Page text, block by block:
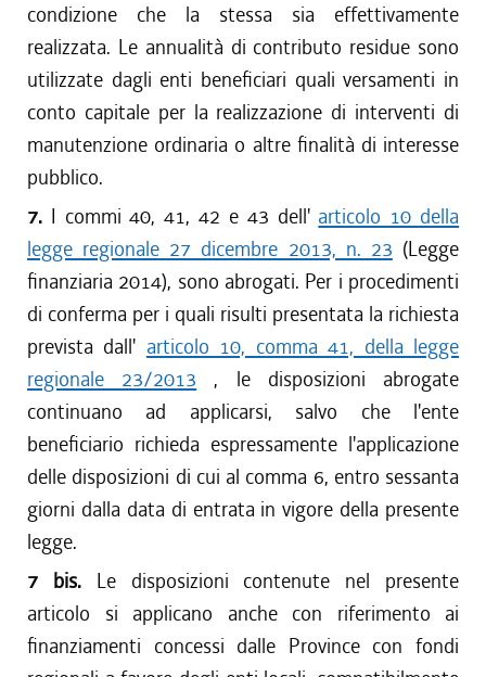
condizione che la stessa sia effettivamente
realizzata. Le annualità di contributo residue sono
utilizzate dagli enti beneficiari quali versamenti in
conto capitale per la realizzazione di interventi di
manutenzione ordinaria o altre finalità di interesse
pubblico.
7. I commi 40, 41, 42 e 43 dell' articolo 10 della
legge regionale 27 dicembre 2013, n. 23 (Legge
finanziaria 2014), sono abrogati. Per i procedimenti
di conferma per i quali risulti presentata la richiesta
prevista dall' articolo 10, comma 41, della legge
regionale 23/2013 , le disposizioni abrogate
continuano ad applicarsi, salvo che l'ente
beneficiario richieda espressamente l'applicazione
delle disposizioni di cui al comma 6, entro sessanta
giorni dalla data di entrata in vigore della presente
legge.
7 bis. Le disposizioni contenute nel presente
articolo si applicano anche con riferimento ai
finanziamenti concessi dalle Province con fondi